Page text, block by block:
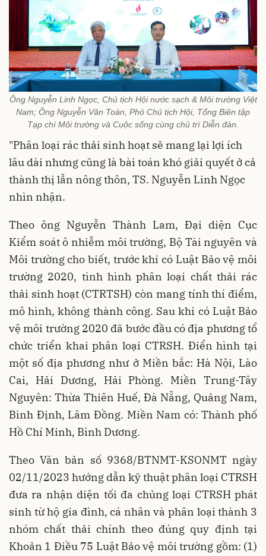
Ông Nguyễn Linh Ngọc, Chủ tịch Hội nước sạch & Môi trường Việt
Nam; Ông Nguyễn Văn Toàn, Phó Chủ tịch Hội, Tổng Biên tập
Tạp chí Môi trường và Cuộc sống cùng chủ trì Diễn đàn.
"Phân loại rác thải sinh hoạt sẽ mang lại lợi ích
lâu dài nhưng cũng là bài toán khó giải quyết ở cả
thành thị lẫn nông thôn, TS. Nguyễn Linh Ngọc
nhìn nhận .
Theo ông Nguyễn Thành Lam, Đại diện Cục
Kiểm soát ô nhiễm môi trường, Bộ Tài nguyên và
Môi trường cho biết, trước khi có Luật Bảo vệ môi
trường 2020, tình hình phân loại chất thải rác
thải sinh hoạt (CTRTSH) còn mang tính thí điểm,
mô hình, không thành công. Sau khi có Luật Bảo
vệ môi trường 2020 đã bước đầu có địa phương tổ
chức triển khai phân loại CTRSH. Điển hình tại
một số địa phương như ở Miền bắc: Hà Nội, Lào
Cai, Hải Dương, Hải Phòng. Miền Trung-Tây
Nguyên: Thừa Thiên Huế, Đà Nẵng, Quảng Nam,
Bình Định, Lâm Đồng. Miền Nam có: Thành phố
Hồ Chí Minh, Bình Dương.
Theo Văn bản số 9368/BTNMT-KSONMT ngày
02/11/2023 hướng dẫn kỹ thuật phân loại CTRSH
đưa ra nhận diện tối đa chủng loại CTRSH phát
sinh từ hộ gia đình, cá nhân và phân loại thành 3
nhóm chất thải chính theo đúng quy định tại
Khoản 1 Điều 75 Luật Bảo vệ môi trường gồm: (1)